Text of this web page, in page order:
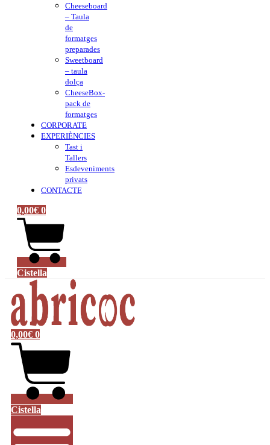
Cheeseboard
– Taula
de
formatges
preparades
Sweetboard
– taula
dolça
CheeseBox-
pack de
formatges
CORPORATE
EXPERIÈNCIES
Tast i
Tallers
Esdeveniments
privats
CONTACTE
0,00€ 0
Cistella
0,00€ 0
Cistella